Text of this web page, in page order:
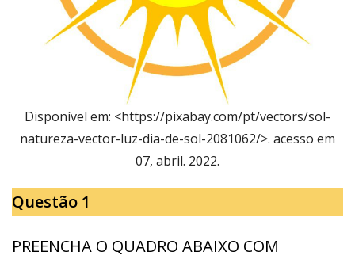
Disponível em: <https://pixabay.com/pt/vectors/sol-
natureza-vector-luz-dia-de-sol-2081062/>. acesso em
07, abril. 2022.
Questão 1
PREENCHA O QUADRO ABAIXO COM